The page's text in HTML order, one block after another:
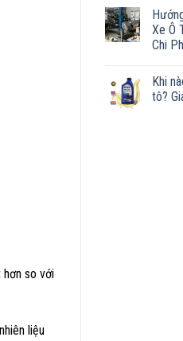
so với
liệu
Xe Ô
Chi
Khi
tô?